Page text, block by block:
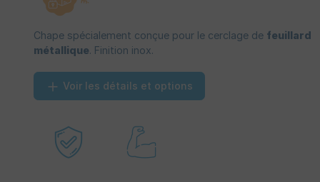
Chape spécialement conçue pour le cerclage de feuillard
métallique. Finition inox.
Voir les détails et options